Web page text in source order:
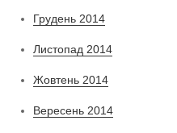
Грудень 2014
Листопад 2014
Жовтень 2014
Вересень 2014